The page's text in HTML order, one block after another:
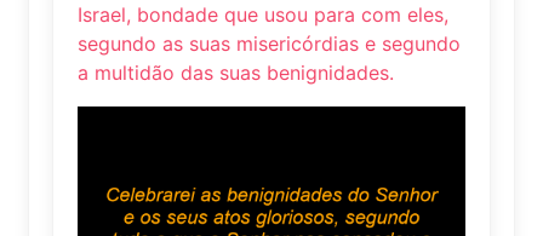
Israel, bondade que usou para com eles,
segundo as suas misericórdias e segundo
a multidão das suas benignidades.